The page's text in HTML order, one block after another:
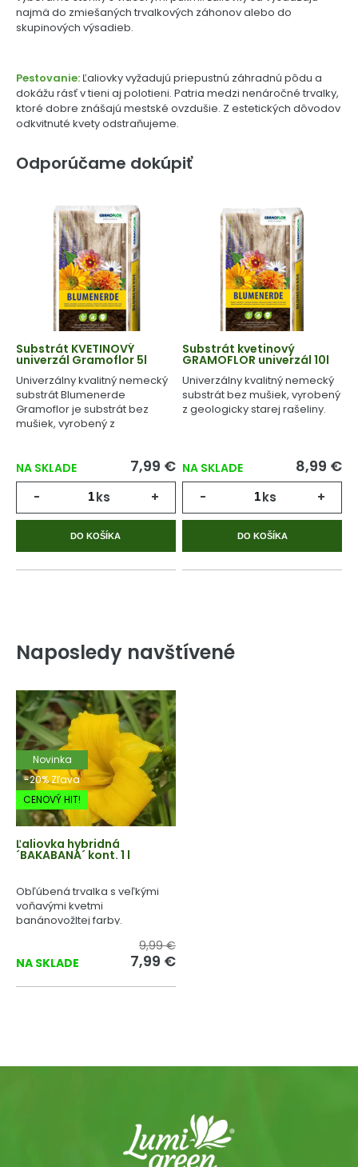
najmä do zmiešaných trvalkových záhonov alebo do
skupinových výsadieb.
Pestovanie: Ľaliovky vyžadujú priepustnú záhradnú pôdu a
dokážu rásť v tieni aj polotieni. Patria medzi nenáročné trvalky,
ktoré dobre znášajú mestské ovzdušie. Z estetických dôvodov
odkvitnuté kvety odstraňujeme.
Odporúčame dokúpiť
Substrát KVETINOVÝ
univerzál Gramoflor 5l
Univerzálny kvalitný nemecký
substrát Blumenerde
Gramoflor je substrát bez
mušiek, vyrobený z
NA SKLADE 7,99 €
- ks +
DO KOŠÍKA
Substrát kvetinový
GRAMOFLOR univerzál 10l
Univerzálny kvalitný nemecký
substrát bez mušiek, vyrobený
z geologicky starej rašeliny.
NA SKLADE 8,99 €
- ks +
DO KOŠÍKA
Naposledy navštívené
Novinka
-20% Zľava
CENOVÝ HIT!
Ľaliovka hybridná
´BAKABANA´ kont. 1 l
Obľúbená trvalka s veľkými
voňavými kvetmi
banánovožltej farby.
NA SKLADE
9,99 €
7,99 €